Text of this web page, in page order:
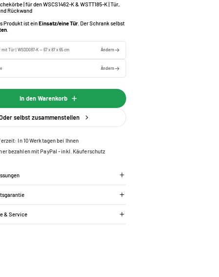
| für den WSCS1462-K & WSTT185-K | Tür,
Rückwand
Produkt ist einEinsatz/eine Tür . Der Schrank selbst
mit Tür | WSDD087-K — 67 x 87 x 65 cm Ändern
Ändern
In den Warenkorb
selbst zusammenstellen
In 10 Werktagen bei Ihnen
bezahlen mit PayPal - inkl. Käuferschutz
& Service